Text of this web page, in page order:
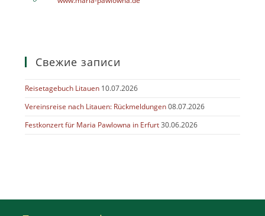
Свежие записи
Reisetagebuch Litauen 10.07.2026
Vereinsreise nach Litauen: Rückmeldungen 08.07.2026
Festkonzert für Maria Pawlowna in Erfurt 30.06.2026